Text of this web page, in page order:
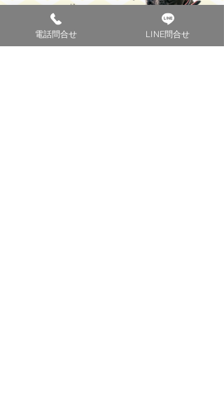
ボクはとにかく
食べたい！！
電話問合せ LINE問合せ